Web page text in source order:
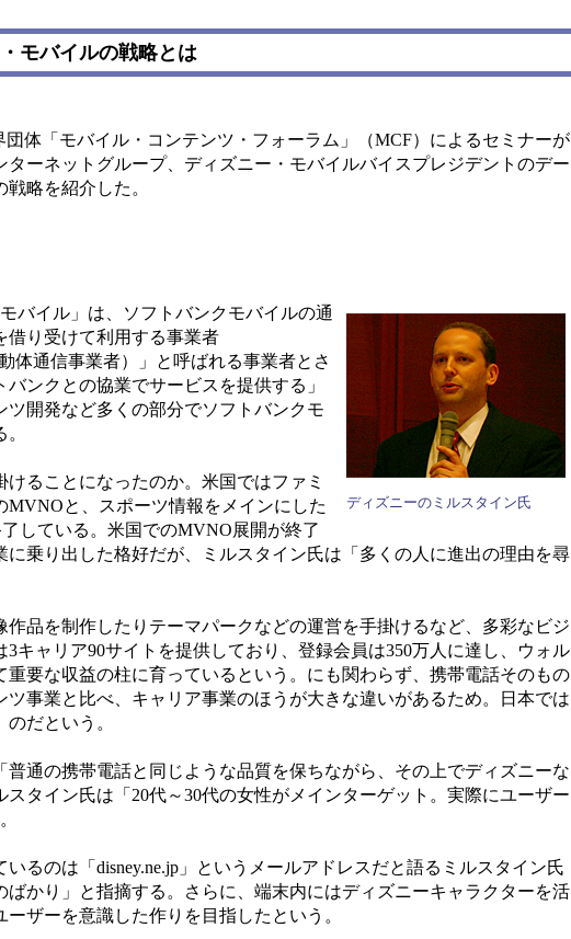
モバイルの戦略とは
体「モバイル・コンテンツ・フォーラム」（MCF）によるセミナーが
ーネットグループ、ディズニー・モバイルバイスプレジデントのデー
略を紹介した。
ディズニーのミルスタイン氏
バイル」は、ソフトバンクモバイルの通
借り受けて利用する事業者
体通信事業者）」と呼ばれる事業者とさ
ンクとの協業でサービスを提供する」
開発など多くの部分でソフトバンクモ
ることになったのか。米国ではファミ
と、スポーツ情報をメインにした
している。米国でのMVNO展開が終了
乗り出した格好だが、ミルスタイン氏は「多くの人に進出の理由を尋
品を制作したりテーマパークなどの運営を手掛けるなど、多彩なビジ
キャリア90サイトを提供しており、登録会員は350万人に達し、ウォル
要な収益の柱に育っているという。にも関わらず、携帯電話そのもの
事業と比べ、キャリア事業のほうが大きな違いがあるため。日本では
だという。
通の携帯電話と同じような品質を保ちながら、その上でディズニーな
タイン氏は「20代～30代の女性がメインターゲット。実際にユーザー
るのは「disney.ne.jp」というメールアドレスだと語るミルスタイン氏
かり」と指摘する。さらに、端末内にはディズニーキャラクターを活
ザーを意識した作りを目指したという。